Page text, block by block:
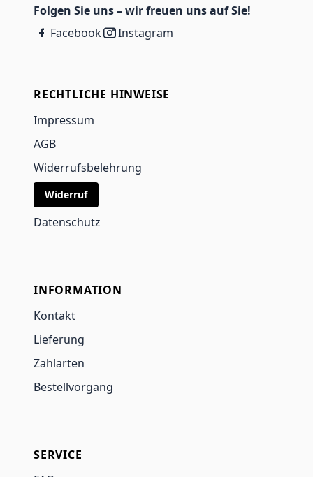
Folgen Sie uns – wir freuen uns auf Sie!
Facebook
Instagram
RECHTLICHE HINWEISE
Impressum
AGB
Widerrufsbelehrung
Widerruf
Datenschutz
INFORMATION
Kontakt
Lieferung
Zahlarten
Bestellvorgang
SERVICE